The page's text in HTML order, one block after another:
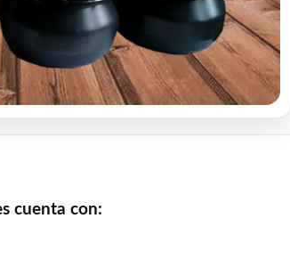
cuenta con: